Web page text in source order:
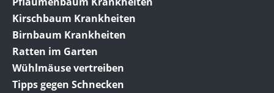
Kirschbaum Krankheiten
Birnbaum Krankheiten
Ratten im Garten
Wühlmäuse vertreiben
Tipps gegen Schnecken